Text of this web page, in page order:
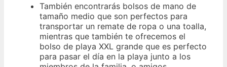
También encontrarás bolsos de mano de
tamaño medio que son perfectos para
transportar un remate de ropa o una toalla,
mientras que también te ofrecemos el
bolso de playa XXL grande que es perfecto
para pasar el día en la playa junto a los